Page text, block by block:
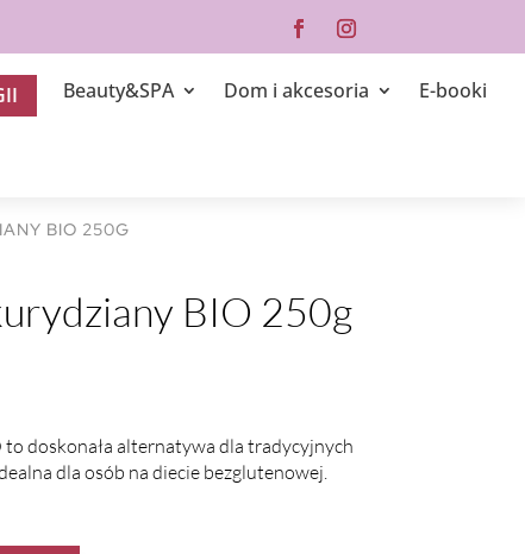
Beauty&SPA Dom i akcesoria
E-booki
BIO 250G
BIO 250g
doskonała alternatywa dla tradycyjnych
dla osób na diecie bezglutenowej.